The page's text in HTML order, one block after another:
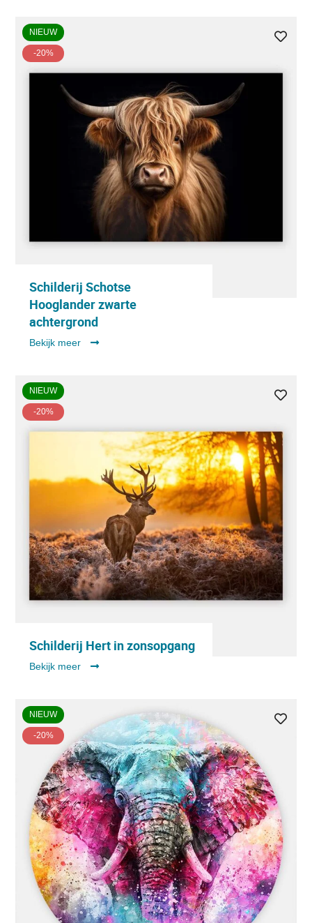
NIEUW
-20%
Schilderij Schotse
Hooglander zwarte
achtergrond
Bekijk meer
NIEUW
-20%
Schilderij Hert in zonsopgang
Bekijk meer
NIEUW
-20%